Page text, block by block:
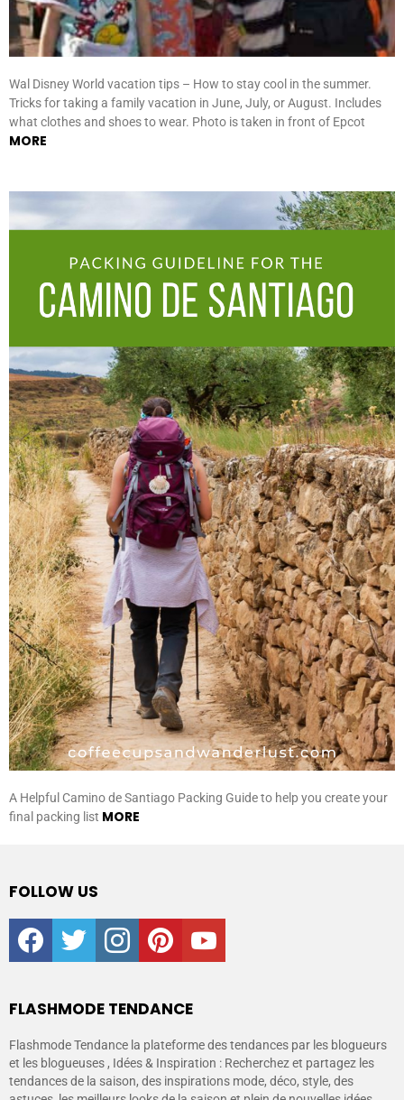
Wal Disney World vacation tips – How to stay cool in the summer.
Tricks for taking a family vacation in June, July, or August. Includes
what clothes and shoes to wear. Photo is taken in front of Epcot
MORE
A Helpful Camino de Santiago Packing Guide to help you create your
final packing list MORE
FOLLOW US
facebooktwitter instagrampinterestyoutube
FLASHMODE TENDANCE
Flashmode Tendance la plateforme des tendances par les blogueurs
et les blogueuses , Idées & Inspiration : Recherchez et partagez les
tendances de la saison, des inspirations mode, déco, style, des